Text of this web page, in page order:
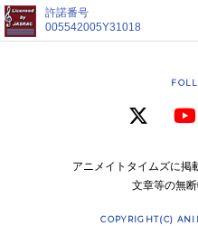
許諾番号
005542005Y31018
アニメイトタイムズに掲
文章等の無
COPYRIGHT(C)